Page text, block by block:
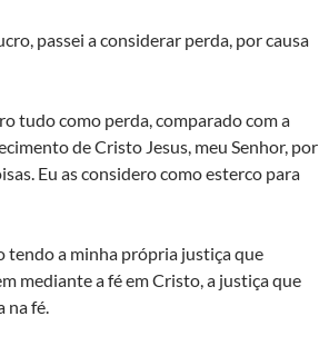
passei a considerar perda, por causa
tudo como perda, comparado com a
de Cristo Jesus, meu Senhor, por
Eu as considero como esterco para
tendo a minha própria justiça que
mediante a fé em Cristo, a justiça que
na fé.